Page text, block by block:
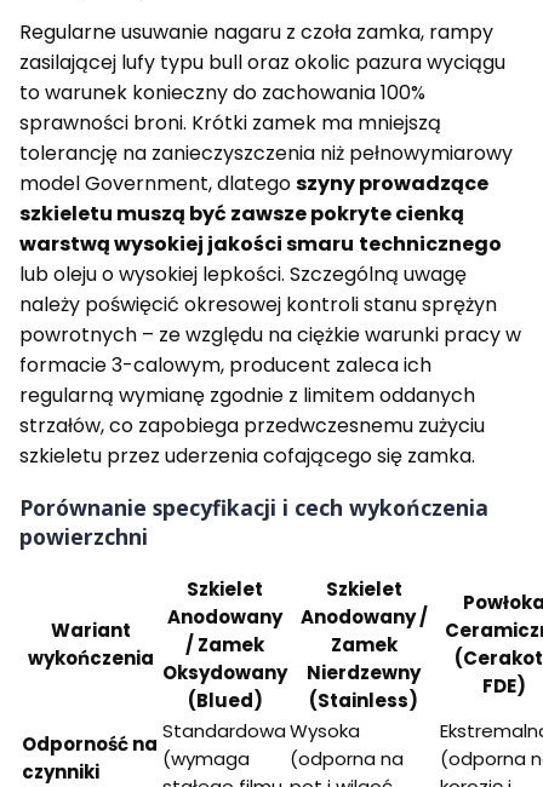
Regularne usuwanie nagaru z czoła zamka, rampy
zasilającej lufy typu bull oraz okolic pazura wyciągu
to warunek konieczny do zachowania 100%
sprawności broni. Krótki zamek ma mniejszą
tolerancję na zanieczyszczenia niż pełnowymiarowy
model Government, dlategoszyny prowadzące
szkieletu muszą być zawsze pokryte cienką
warstwą wysokiej jakości smaru technicznego
lub oleju o wysokiej lepkości. Szczególną uwagę
należy poświęcić okresowej kontroli stanu sprężyn
powrotnych – ze względu na ciężkie warunki pracy w
formacie 3-calowym, producent zaleca ich
regularną wymianę zgodnie z limitem oddanych
strzałów, co zapobiega przedwczesnemu zużyciu
szkieletu przez uderzenia cofającego się zamka.
Porównanie specyfikacji i cech wykończenia
powierzchni
Wariant
wykończenia
Szkielet
Anodowany
/ Zamek
Oksydowany
(Blued)
Szkielet
Anodowany /
Zamek
Nierdzewny
(Stainless)
FDE)
Odporność na
czynniki
Standardowa
(wymaga
Wysoka
(odporna na
(odporna